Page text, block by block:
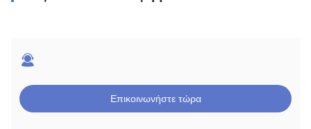
Επικοινωνήστε τώρα